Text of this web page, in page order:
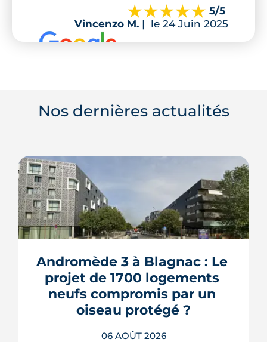
5/5
Vincenzo M. | le 24 Juin 2025
Nos dernières actualités
Andromède 3 à Blagnac : Le
projet de 1700 logements
neufs compromis par un
oiseau protégé ?
06 AOÛT 2026